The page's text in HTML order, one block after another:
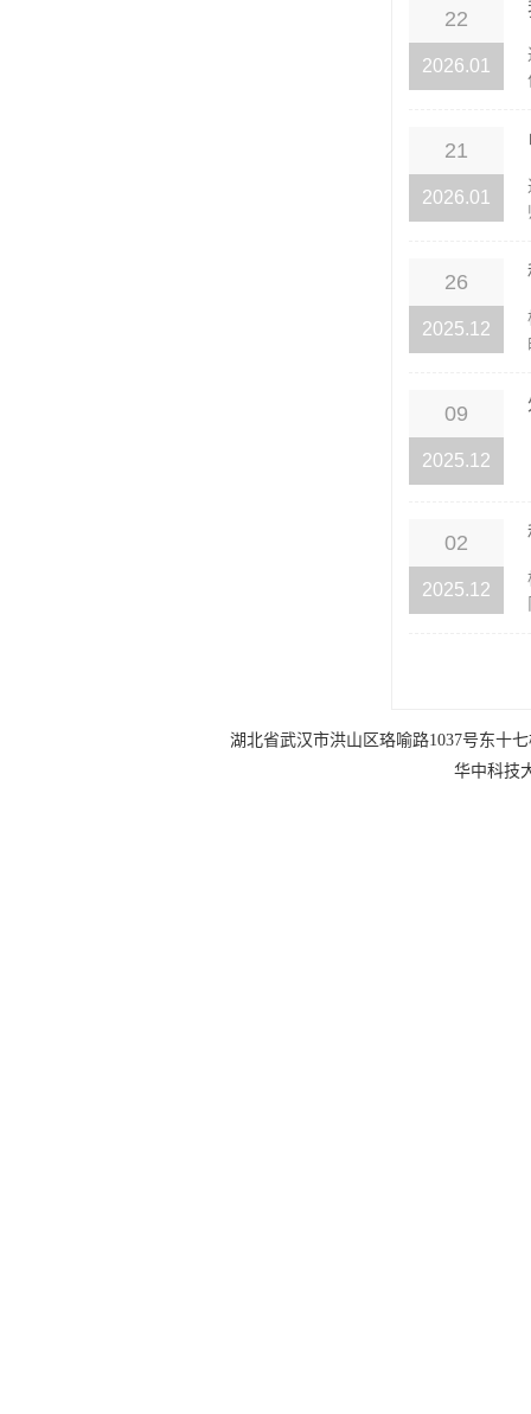
22
2026.01
21
2026.01
26
2025.12
09
2025.12
02
2025.12
湖北省武汉市洪山区珞喻路1037号东十
华中科技